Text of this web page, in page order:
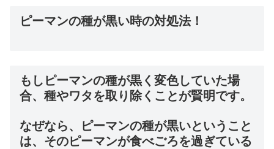
ピーマンの種が黒い時の対処法！
もしピーマンの種が黒く変色していた場
合、種やワタを取り除くことが賢明です。
なぜなら、ピーマンの種が黒いということ
は、そのピーマンが食べごろを過ぎている